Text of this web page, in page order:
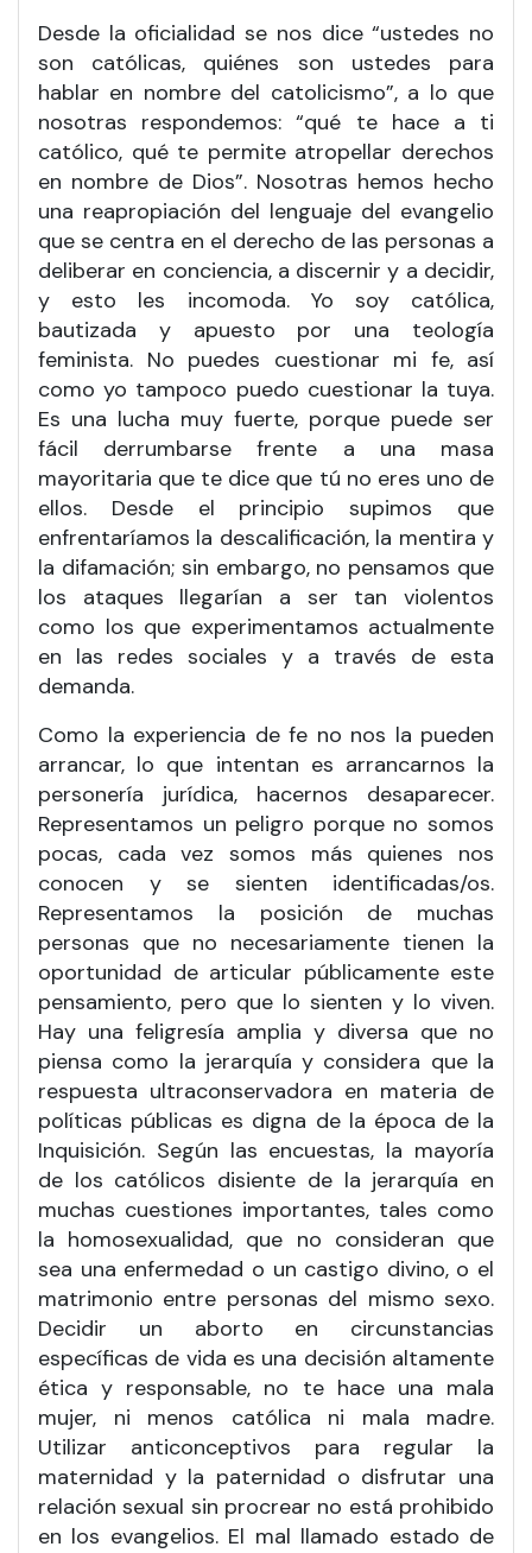
Desde la oficialidad se nos dice “ustedes no
son católicas, quiénes son ustedes para
hablar en nombre del catolicismo”, a lo que
nosotras respondemos: “qué te hace a ti
católico, qué te permite atropellar derechos
en nombre de Dios”. Nosotras hemos hecho
una reapropiación del lenguaje del evangelio
que se centra en el derecho de las personas a
deliberar en conciencia, a discernir y a decidir,
y esto les incomoda. Yo soy católica,
bautizada y apuesto por una teología
feminista. No puedes cuestionar mi fe, así
como yo tampoco puedo cuestionar la tuya.
Es una lucha muy fuerte, porque puede ser
fácil derrumbarse frente a una masa
mayoritaria que te dice que tú no eres uno de
ellos. Desde el principio supimos que
enfrentaríamos la descalificación, la mentira y
la difamación; sin embargo, no pensamos que
los ataques llegarían a ser tan violentos
como los que experimentamos actualmente
en las redes sociales y a través de esta
demanda.
Como la experiencia de fe no nos la pueden
arrancar, lo que intentan es arrancarnos la
personería jurídica, hacernos desaparecer.
Representamos un peligro porque no somos
pocas, cada vez somos más quienes nos
conocen y se sienten identificadas/os.
Representamos la posición de muchas
personas que no necesariamente tienen la
oportunidad de articular públicamente este
pensamiento, pero que lo sienten y lo viven.
Hay una feligresía amplia y diversa que no
piensa como la jerarquía y considera que la
respuesta ultraconservadora en materia de
políticas públicas es digna de la época de la
Inquisición. Según las encuestas, la mayoría
de los católicos disiente de la jerarquía en
muchas cuestiones importantes, tales como
la homosexualidad, que no consideran que
sea una enfermedad o un castigo divino, o el
matrimonio entre personas del mismo sexo.
Decidir un aborto en circunstancias
específicas de vida es una decisión altamente
ética y responsable, no te hace una mala
mujer, ni menos católica ni mala madre.
Utilizar anticonceptivos para regular la
maternidad y la paternidad o disfrutar una
relación sexual sin procrear no está prohibido
en los evangelios. El mal llamado estado de